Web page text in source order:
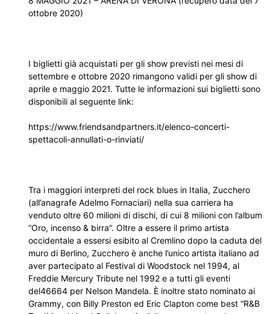
ottobre 2020)
I biglietti già acquistati per gli show previsti nei mesi di
settembre e ottobre 2020 rimangono validi per gli show di
aprile e maggio 2021. Tutte le informazioni sui biglietti sono
disponibili al seguente link:
https://www.friendsandpartners.it/elenco-concerti-
spettacoli-annullati-o-rinviati/
Tra i maggiori interpreti del rock blues in Italia, Zucchero
(all’anagrafe Adelmo Fornaciari) nella sua carriera ha
venduto oltre 60 milioni di dischi, di cui 8 milioni con l’album
“Oro, incenso & birra”. Oltre a essere il primo artista
occidentale a essersi esibito al Cremlino dopo la caduta del
muro di Berlino, Zucchero è anche l’unico artista italiano ad
aver partecipato al Festival di Woodstock nel 1994, al
Freddie Mercury Tribute nel 1992 e a tutti gli eventi
del46664 per Nelson Mandela. È inoltre stato nominato ai
Grammy, con Billy Preston ed Eric Clapton come best “R&B